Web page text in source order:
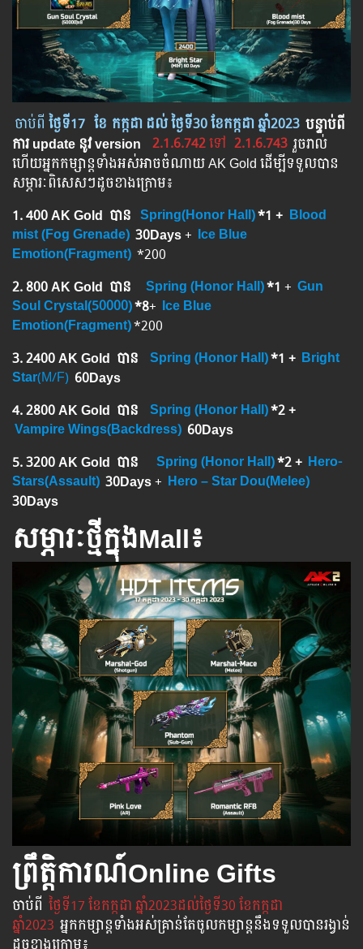
ចាប់ពីថ្ងៃទី17 ខែ កក្កដា ដល់ ថ្ងៃទី30 ខែកក្កដា ឆ្នាំ2023 បន្ទាប់​​ពី​​
ការ ​update ​នូវ ​version 2.1.6.742​ទៅ​ 2.1.6.743 រួចរាល់
ហើយអ្នកកម្សាន្ដទាំងអស់អាចចំណាយ AK Gold ដើម្បីទទួលបាន
សម្ភារៈពិសេសៗដូចខាងក្រោម៖
1. 400 AK Gold បាន Spring(Honor Hall)*1 + Blood
mist (Fog Grenade) ​30Days​ + Ice Blue
Emotion(Fragment) ​ *200
2. 800 AK Gold បាន ​
Spring(Honor Hall)*1 + Gun
Soul Crystal(50000)*8+ Ice Blue
Emotion(Fragment)*200
3. 2400 AK Gold បាន ​ Spring(Honor Hall)*1​​​ + Bright
Star(M/F) 60Days
4. 2800 AK Gold បាន Spring(Honor Hall)*2 +
Vampire Wings(Backdress) 60Days
5. 3200 AK Gold បាន ​​
Spring(Honor Hall)*2 + Hero-
Stars(Assault) 30Days+ Hero – Star Dou(Melee)
30Days
សម្ភារៈថ្មីក្នុងMall៖
ព្រឹត្តិការណ៍​Online Gifts
ចាប់​ពី ​ ថ្ងៃ​ទី17 ខែកក្កដា ឆ្នាំ2023ដល់​ថ្ងៃ​ទី30 ខែកក្កដា​
ឆ្នាំ2023 អ្នក​កម្សាន្ដ​ទាំងអស់​គ្រាន់​តែ​ចូល​កម្សាន្ដ​នឹង​ទទួល​បាន​រង្វាន់​